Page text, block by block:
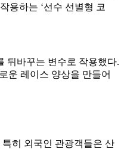
용하는 ‘선수 선별형 코
뒤바꾸는 변수로 작용했다.
운 레이스 양상을 만들어
히 외국인 관광객들은 산